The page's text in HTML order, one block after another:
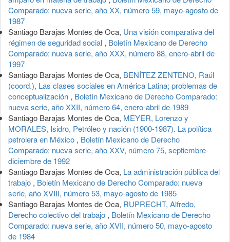
Comparado: nueva serie, año XX, número 59, mayo-agosto de
1987
Santiago Barajas Montes de Oca, Una visión comparativa del
régimen de seguridad social , Boletín Mexicano de Derecho
Comparado: nueva serie, año XXX, número 88, enero-abril de
1997
Santiago Barajas Montes de Oca, BENÍTEZ ZENTENO, Raúl
(coord.), Las clases sociales en América Latina; problemas de
conceptualización , Boletín Mexicano de Derecho Comparado:
nueva serie, año XXII, número 64, enero-abril de 1989
Santiago Barajas Montes de Oca, MEYER, Lorenzo y
MORALES, Isidro, Petróleo y nación (1900-1987). La política
petrolera en México , Boletín Mexicano de Derecho
Comparado: nueva serie, año XXV, número 75, septiembre-
diciembre de 1992
Santiago Barajas Montes de Oca, La administración pública del
trabajo , Boletín Mexicano de Derecho Comparado: nueva
serie, año XVIII, número 53, mayo-agosto de 1985
Santiago Barajas Montes de Oca, RUPRECHT, Alfredo,
Derecho colectivo del trabajo , Boletín Mexicano de Derecho
Comparado: nueva serie, año XVII, número 50, mayo-agosto
de 1984